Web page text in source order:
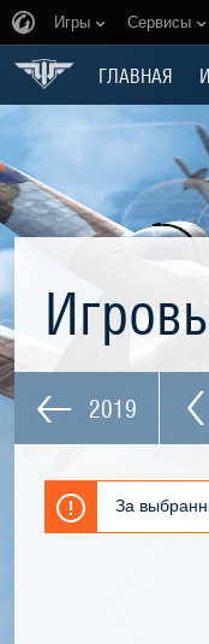
Игры Сервисы
ГЛАВНАЯ
2019
За